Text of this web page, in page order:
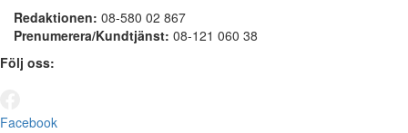
Redaktionen: 08-580 02 867
Prenumerera/Kundtjänst: 08-121 060 38
Följ oss:
Facebook